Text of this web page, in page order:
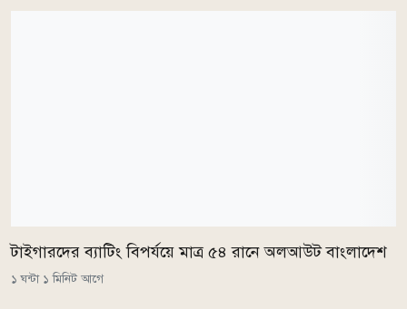
টাইগারদের ব্যাটিং বিপর্যয়ে মাত্র ৫৪ রানে অলআউট বাংলাদেশ
১ ঘন্টা ১ মিনিট আগে